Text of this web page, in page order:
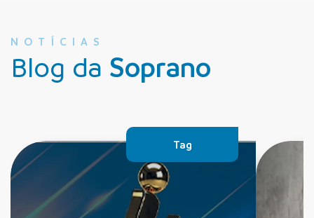
NOTÍCIAS
Blog da Soprano
Tag